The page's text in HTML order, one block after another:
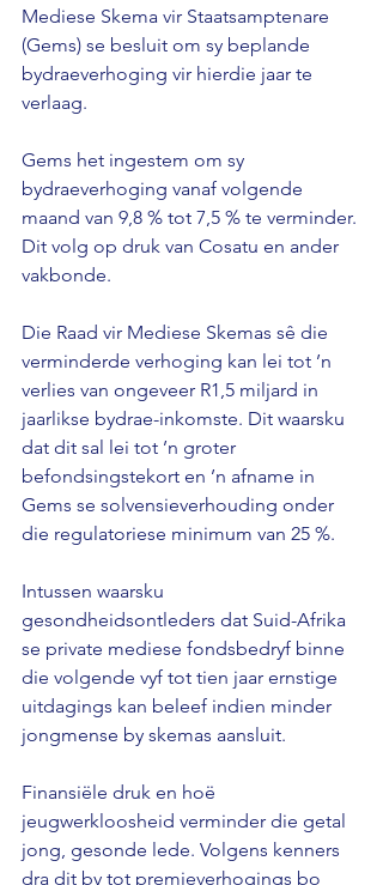
Mediese Skema vir Staatsamptenare
(Gems) se besluit om sy beplande
bydraeverhoging vir hierdie jaar te
verlaag.
Gems het ingestem om sy
bydraeverhoging vanaf volgende
maand van 9,8 % tot 7,5 % te verminder.
Dit volg op druk van Cosatu en ander
vakbonde.
Die Raad vir Mediese Skemas sê die
verminderde verhoging kan lei tot ’n
verlies van ongeveer R1,5 miljard in
jaarlikse bydrae-inkomste. Dit waarsku
dat dit sal lei tot ’n groter
befondsingstekort en ’n afname in
Gems se solvensieverhouding onder
die regulatoriese minimum van 25 %.
Intussen waarsku
gesondheidsontleders dat Suid-Afrika
se private mediese fondsbedryf binne
die volgende vyf tot tien jaar ernstige
uitdagings kan beleef indien minder
jongmense by skemas aansluit.
Finansiële druk en hoë
jeugwerkloosheid verminder die getal
jong, gesonde lede. Volgens kenners
dra dit by tot premieverhogings bo